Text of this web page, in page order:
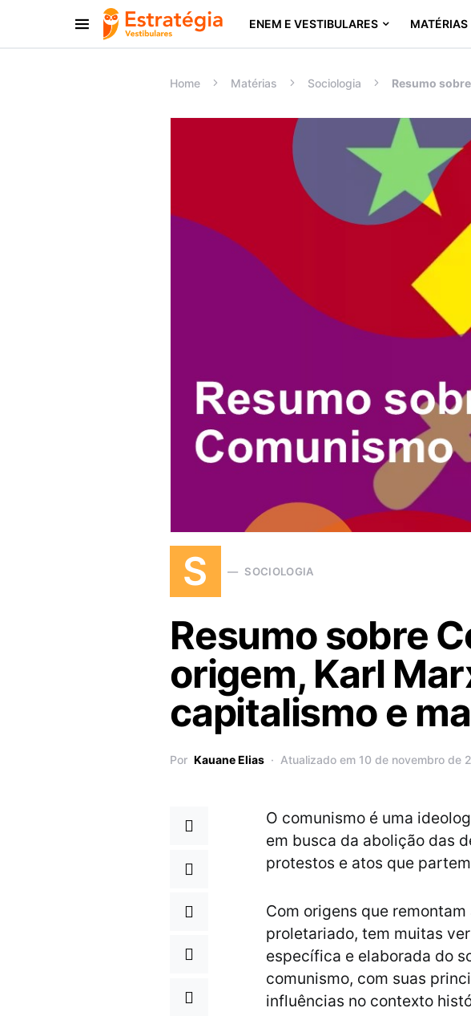
ENEM E VESTIBULARES MATÉRIAS
Procurar:
Home Matérias Sociologia Resumo
S SOCIOLOGIA
Resumo sobre
origem, Karl
capitalismo e
Por Kauane Elias Atualizado em 10 de novembro de
O comunismo é uma
em busca da abolição das
protestos e atos que
Com origens que
proletariado, tem muitas
específica e elaborada do
comunismo, com suas
influências no contexto